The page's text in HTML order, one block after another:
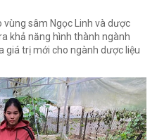
sâm Ngọc Linh và dược
khả năng hình thành ngành
giá trị mới cho ngành dược liệu